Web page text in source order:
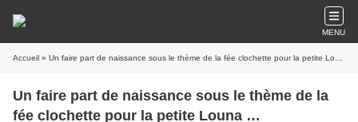
MENU
Accueil » Un faire part de naissance sous le thème de la fée clochette pour la petite Louna …
Un faire part de naissance sous le thème de la
fée clochette pour la petite Louna …